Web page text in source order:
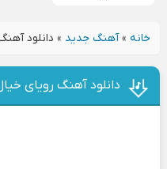
خانه»آهنگ جدید » دانلود
دانلود آهنگ رویای